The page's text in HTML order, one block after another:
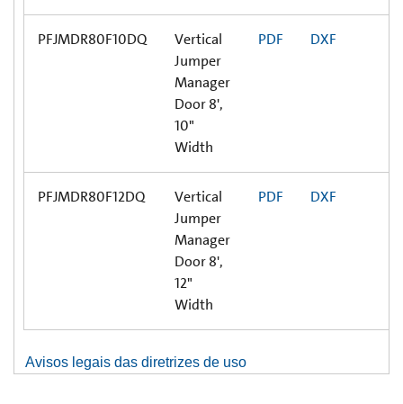
PFJMDR80F10DQ
Vertical
Jumper
Manager
Door 8',
10"
Width
PDF DXF
PFJMDR80F12DQ
Vertical
Jumper
Manager
Door 8',
12"
Width
PDF DXF
Avisos legais das diretrizes de uso